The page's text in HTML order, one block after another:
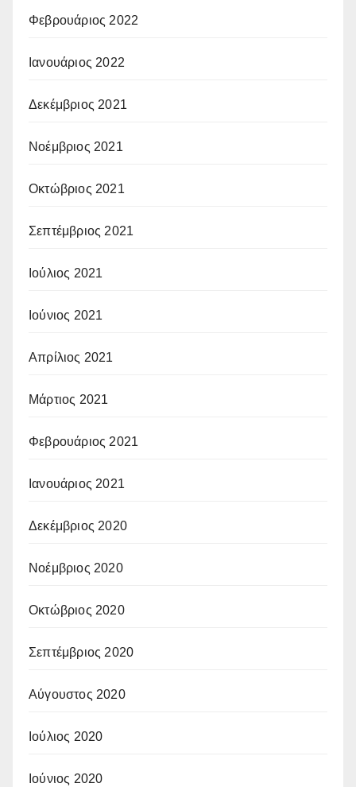
Φεβρουάριος 2022
Ιανουάριος 2022
Δεκέμβριος 2021
Νοέμβριος 2021
Οκτώβριος 2021
Σεπτέμβριος 2021
Ιούλιος 2021
Ιούνιος 2021
Απρίλιος 2021
Μάρτιος 2021
Φεβρουάριος 2021
Ιανουάριος 2021
Δεκέμβριος 2020
Νοέμβριος 2020
Οκτώβριος 2020
Σεπτέμβριος 2020
Αύγουστος 2020
Ιούλιος 2020
Ιούνιος 2020